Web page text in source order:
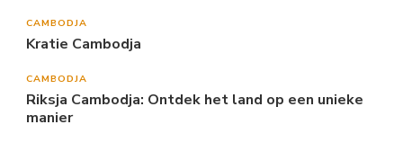
CAMBODJA
Kratie Cambodja
CAMBODJA
Riksja Cambodja: Ontdek het land op een unieke
manier